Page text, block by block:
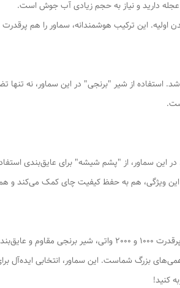
استفاده از شیر "برنجی" در این سماور، نه تنها
سماور، از "پشم شیشه" برای عایق‌بندی
این ویژگی، هم به حفظ کیفیت چای کمک می‌کند و
سماور هیئتی 50 لیتری (39 لیتر گنجایش واقعی) با بدنه دوجداره
بزرگ شماست. این سماور، انتخابی
کنید!